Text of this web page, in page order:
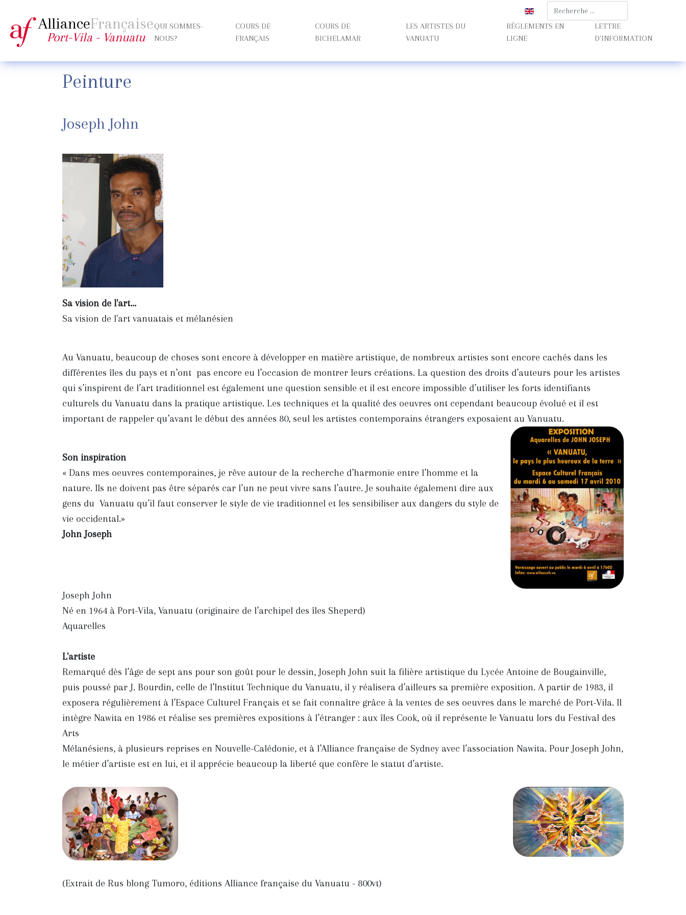
Sélectionnez votre langue
Rechercher
AllianceFrançaise
Port-Vila - Vanuatu
QUI SOMMES-
NOUS?
COURS DE
FRANÇAIS
COURS DE
BICHELAMAR
LES ARTISTES DU
VANUATU
RÈGLEMENTS EN
LIGNE
LETTRE
D'INFORMATION
Peinture
Joseph John
Sa vision de l'art...
Sa vision de l'art vanuatais et mélanésien
Au Vanuatu, beaucoup de choses sont encore à développer en matière artistique, de nombreux artistes sont encore cachés dans les
différentes îles du pays et n’ont pas encore eu l’occasion de montrer leurs créations. La question des droits d’auteurs pour les artistes
qui s’inspirent de l’art traditionnel est également une question sensible et il est encore impossible d’utiliser les forts identifiants
culturels du Vanuatu dans la pratique artistique. Les techniques et la qualité des oeuvres ont cependant beaucoup évolué et il est
important de rappeler qu’avant le début des années 80, seul les artistes contemporains étrangers exposaient au Vanuatu.
Son inspiration
« Dans mes oeuvres contemporaines, je rêve autour de la recherche d’harmonie entre l’homme et la
nature. Ils ne doivent pas être séparés car l’un ne peut vivre sans l’autre. Je souhaite également dire aux
gens du Vanuatu qu’il faut conserver le style de vie traditionnel et les sensibiliser aux dangers du style de
vie occidental.»
John Joseph
Joseph John
Né en 1964 à Port-Vila, Vanuatu (originaire de l’archipel des îles Sheperd)
Aquarelles
L'artiste
Remarqué dès l’âge de sept ans pour son goût pour le dessin, Joseph John suit la filière artistique du Lycée Antoine de Bougainville,
puis poussé par J. Bourdin, celle de l’Institut Technique du Vanuatu, il y réalisera d’ailleurs sa première exposition. A partir de 1983, il
exposera régulièrement à l’Espace Culturel Français et se fait connaître grâce à la ventes de ses oeuvres dans le marché de Port-Vila. Il
intègre Nawita en 1986 et réalise ses premières expositions à l’étranger : aux îles Cook, où il représente le Vanuatu lors du Festival des
Arts
Mélanésiens, à plusieurs reprises en Nouvelle-Calédonie, et à l’Alliance française de Sydney avec l’association Nawita. Pour Joseph John,
le métier d’artiste est en lui, et il apprécie beaucoup la liberté que confère le statut d’artiste.
(Extrait de Rus blong Tumoro, éditions Alliance française du Vanuatu - 800vt)